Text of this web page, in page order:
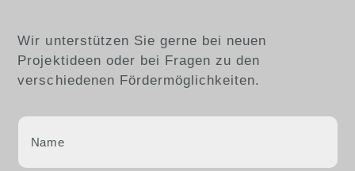
Wir unterstützen Sie gerne bei neuen
Projektideen oder bei Fragen zu den
verschiedenen Fördermöglichkeiten.